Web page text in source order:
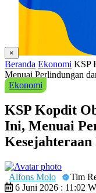
×
Beranda Ekonomi KSP
Menuai Perlindungan
Ekonomi
KSP Kopdit
Ini, Menuai
Alfons Molo
Tim
6 Juni 2026 : 11:02